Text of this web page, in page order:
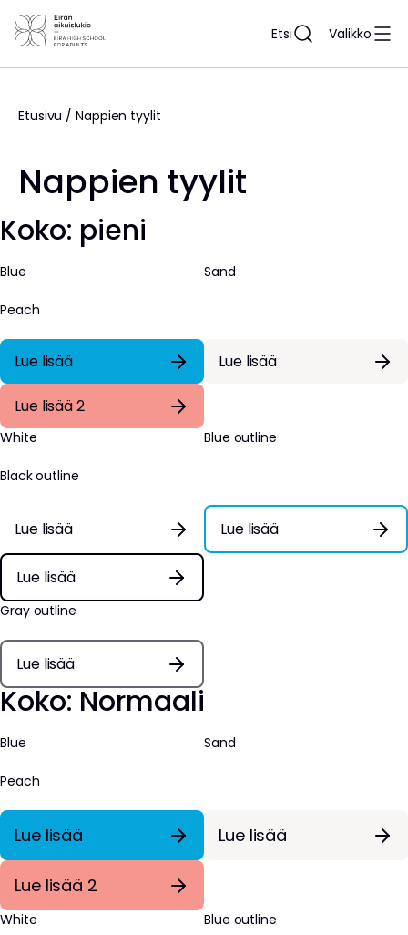
Siirry
sisältöön
Etsi Valikko
Etusivu / Nappien tyylit
Nappien tyylit
Koko: pieni
Blue Sand
Peach
Lue lisää Lue lisää
Lue lisää 2
White Blue outline
Black outline
Lue lisää Lue lisää
Lue lisää
Gray outline
Lue lisää
Koko: Normaali
Blue Sand
Peach
Lue lisää Lue lisää
Lue lisää 2
White Blue outline